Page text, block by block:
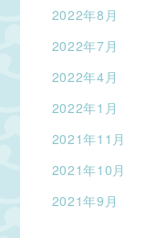
2022年8月
2022年7月
2022年4月
2022年1月
2021年11月
2021年10月
2021年9月